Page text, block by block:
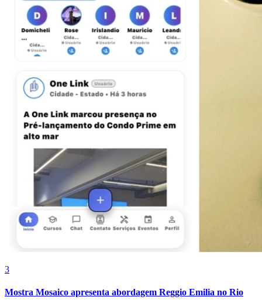
Grêmio
3
Mostra Mosaico apresenta abordagem Reggio Emilia no Rio